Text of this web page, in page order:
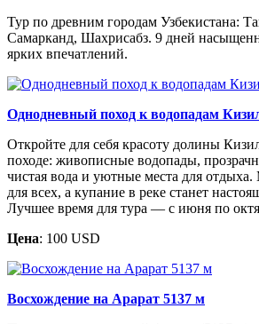
Тур по древним городам Узбекистана:
Самарканд, Шахрисабз. 9 дней
ярких впечатлений.
Однодневный поход к водопадам
Откройте для себя красоту долины
походе: живописные водопады,
чистая вода и уютные места для
для всех, а купание в реке станет
Лучшее время для тура — с июня по
Цена: 100 USD
Восхождение на Арарат 5137 м